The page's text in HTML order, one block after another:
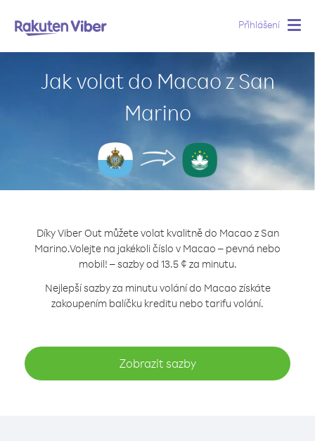
Přihlášení
Jak volat do Macao z San
Marino
Díky Viber Out můžete volat kvalitně do Macao z San
Marino.Volejte na jakékoli číslo v Macao – pevná nebo
mobil! – sazby od 13.5 ¢ za minutu.
Nejlepší sazby za minutu volání do Macao získáte
zakoupením balíčku kreditu nebo tarifu volání.
Zobrazit sazby